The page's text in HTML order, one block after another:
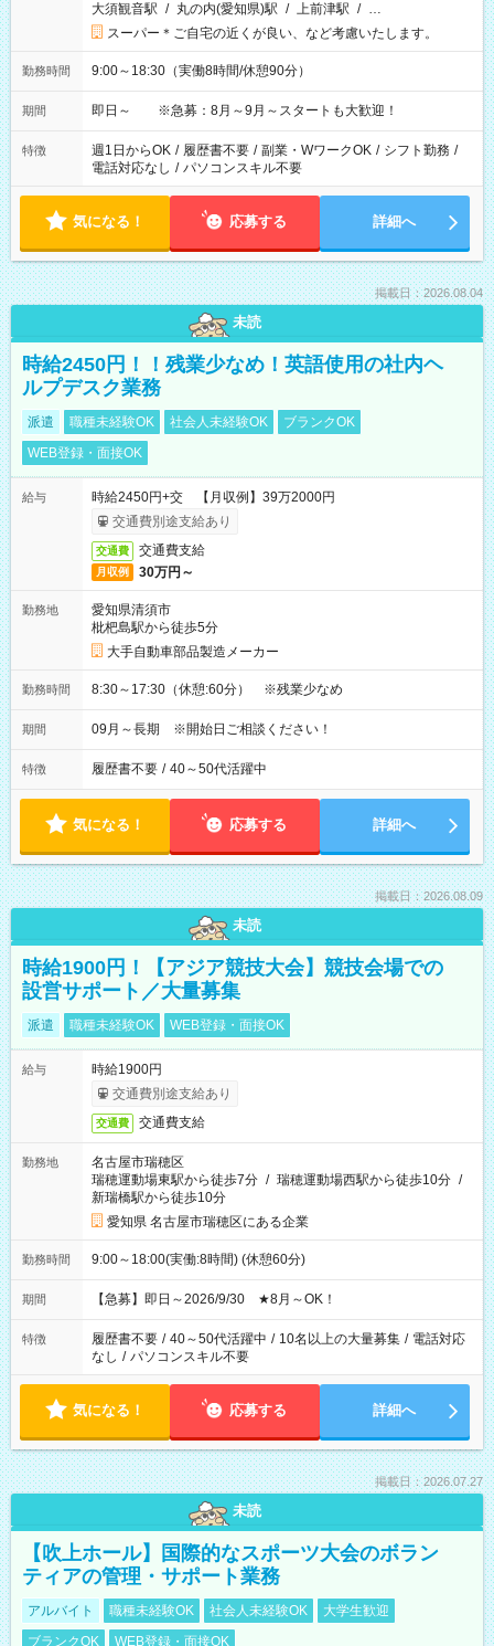
大須観音駅 / 丸の内(愛知県)駅 / 上前津駅 / …
スーパー＊ご自宅の近くが良い、など考慮いたします。
勤務時間 9:00～18:30（実働8時間/休憩90分）
期間 即日～ ※急募：8月～9月～スタートも大歓迎！
特徴 週1日からOK / 履歴書不要 / 副業・WワークOK / シフト勤務 /
電話対応なし / パソコンスキル不要
気になる！ 応募する 詳細へ
掲載日：2026.08.04
未読
時給2450円！！残業少なめ！英語使用の社内ヘ
ルプデスク業務
派遣 職種未経験OK 社会人未経験OK
ブランクOK
WEB登録・面接OK
給与
時給2450円+交 【月収例】39万2000円
交通費別途支給あり
交通費 交通費支給
月収例 30万円～
勤務地
愛知県清須市
枇杷島駅から徒歩5分
大手自動車部品製造メーカー
勤務時間 8:30～17:30（休憩:60分） ※残業少なめ
期間 09月～長期 ※開始日ご相談ください！
特徴 履歴書不要 / 40～50代活躍中
気になる！ 応募する 詳細へ
掲載日：2026.08.09
未読
時給1900円！【アジア競技大会】競技会場での
設営サポート／大量募集
派遣 職種未経験OK WEB登録・面接OK
給与
時給1900円
交通費別途支給あり
交通費 交通費支給
勤務地
名古屋市瑞穂区
瑞穂運動場東駅から徒歩7分 / 瑞穂運動場西駅から徒歩10分 /
新瑞橋駅から徒歩10分
愛知県 名古屋市瑞穂区にある企業
勤務時間 9:00～18:00(実働:8時間) (休憩60分)
期間 【急募】即日～2026/9/30 ★8月～OK！
特徴 履歴書不要 / 40～50代活躍中 / 10名以上の大量募集 / 電話対応
なし / パソコンスキル不要
気になる！ 応募する 詳細へ
掲載日：2026.07.27
未読
【吹上ホール】国際的なスポーツ大会のボラン
ティアの管理・サポート業務
アルバイト 職種未経験OK 社会人未経験OK
大学生歓迎
ブランクOK
WEB登録・面接OK